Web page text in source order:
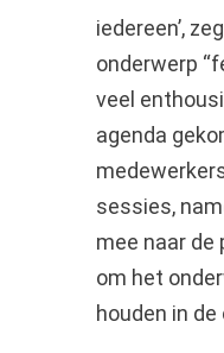
iedereen’,
onderwerp
veel
agenda
sessies,
mee naar de
om het
houden in de